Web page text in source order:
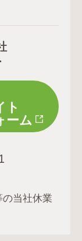
ト
ーム
の当社休業